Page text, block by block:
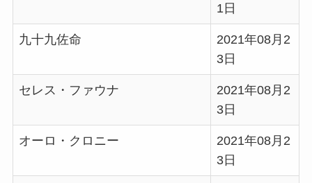
1日
九十九佐命
2021年08月2
3日
セレス・ファウナ
2021年08月2
3日
オーロ・クロニー
2021年08月2
3日